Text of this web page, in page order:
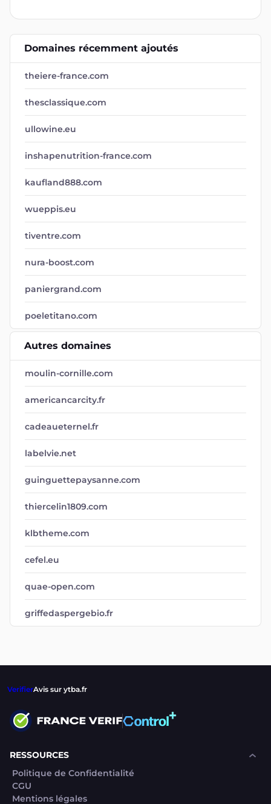
Domaines récemment ajoutés
theiere-france.com
thesclassique.com
ullowine.eu
inshapenutrition-france.com
kaufland888.com
wueppis.eu
tiventre.com
nura-boost.com
paniergrand.com
poeletitano.com
Autres domaines
moulin-cornille.com
americancarcity.fr
cadeaueternel.fr
labelvie.net
guinguettepaysanne.com
thiercelin1809.com
klbtheme.com
cefel.eu
quae-open.com
griffedaspergebio.fr
VerifierAvis sur ytba.fr
RESSOURCES
Politique de Confidentialité
CGU
Mentions légales